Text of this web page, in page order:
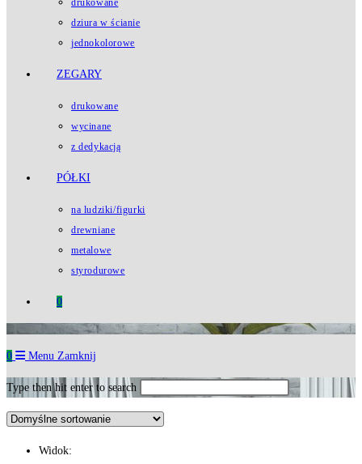
drukowane
dziura w ścianie
jednokolorowe
ZEGARY
drukowane
wycinane
z dedykacją
PÓŁKI
na ludziki/figurki
drewniane
metalowe
styrodurowe
0
0 Menu Zamknij
Type then hit enter to search
Widok: